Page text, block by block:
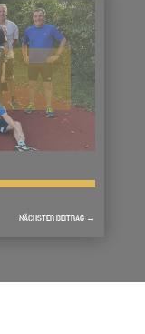
NÄCHSTER BEITRAG →